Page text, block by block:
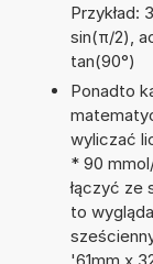
Przykład:
sin(π/2),
tan(90°)
Ponadto
wyliczać
* 90
łączyć ze
to
'61mm x